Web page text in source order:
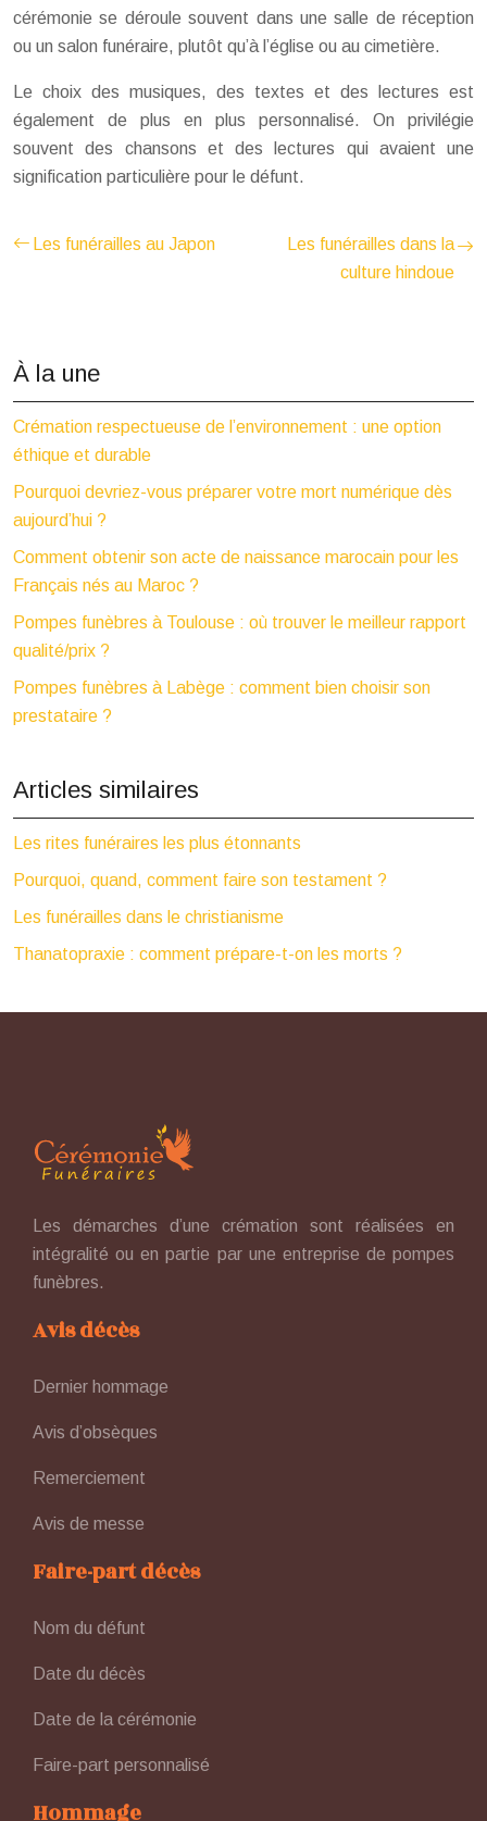
cérémonie se déroule souvent dans une salle de réception
ou un salon funéraire, plutôt qu’à l’église ou au cimetière.
Le choix des musiques, des textes et des lectures est
également de plus en plus personnalisé. On privilégie
souvent des chansons et des lectures qui avaient une
signification particulière pour le défunt.
Les funérailles au Japon
Les funérailles dans la
culture hindoue
À la une
Crémation respectueuse de l’environnement : une option
éthique et durable
Pourquoi devriez-vous préparer votre mort numérique dès
aujourd’hui ?
Comment obtenir son acte de naissance marocain pour les
Français nés au Maroc ?
Pompes funèbres à Toulouse : où trouver le meilleur rapport
qualité/prix ?
Pompes funèbres à Labège : comment bien choisir son
prestataire ?
Articles similaires
Les rites funéraires les plus étonnants
Pourquoi, quand, comment faire son testament ?
Les funérailles dans le christianisme
Thanatopraxie : comment prépare-t-on les morts ?
Les démarches d’une crémation sont réalisées en
intégralité ou en partie par une entreprise de pompes
funèbres.
Avis décès
Dernier hommage
Avis d’obsèques
Remerciement
Avis de messe
Faire-part décès
Nom du défunt
Date du décès
Date de la cérémonie
Faire-part personnalisé
Hommage